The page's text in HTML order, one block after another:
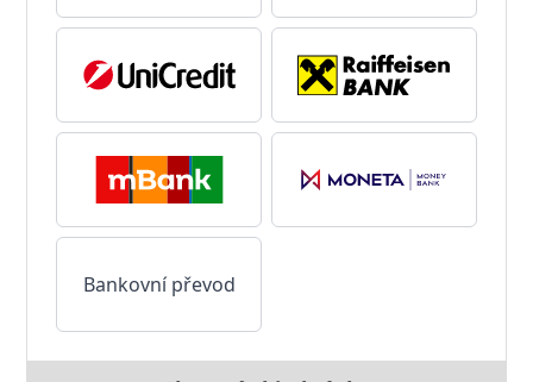
Bankovní převod